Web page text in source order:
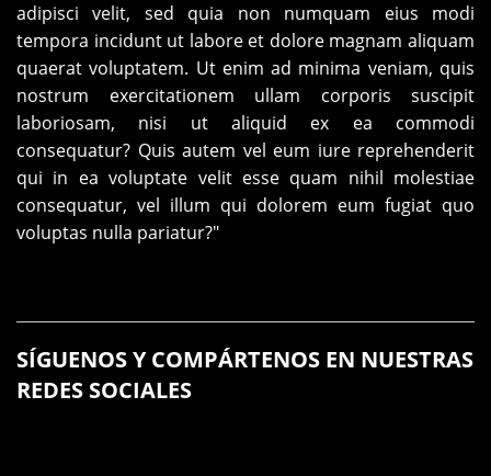
adipisci velit, sed quia non numquam eius modi
tempora incidunt ut labore et dolore magnam aliquam
quaerat voluptatem. Ut enim ad minima veniam, quis
nostrum exercitationem ullam corporis suscipit
laboriosam, nisi ut aliquid ex ea commodi
consequatur? Quis autem vel eum iure reprehenderit
qui in ea voluptate velit esse quam nihil molestiae
consequatur, vel illum qui dolorem eum fugiat quo
voluptas nulla pariatur?"
SÍGUENOS Y COMPÁRTENOS EN NUESTRAS
REDES SOCIALES